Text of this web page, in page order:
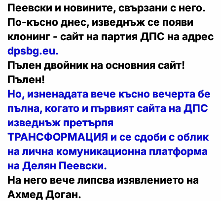
Пеевски и новините, свързани с него.
По-късно днес, изведнъж се появи
клонинг - сайт на партия ДПС на адрес
dpsbg.eu.
Пълен двойник на основния сайт!
Пълен!
Но, изненадата вече късно вечерта бе
пълна, когато и първият сайта на ДПС
изведнъж претърпя
ТРАНСФОРМАЦИЯ и се сдоби с облик
на лична комуникационна платформа
на Делян Пеевски.
На него вече липсва изявлението на
Ахмед Доган.